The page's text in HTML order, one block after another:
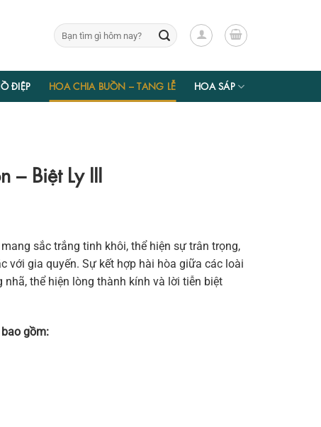
Tìm
kiếm:
ĐIỆP HOA CHIA BUỒN – TANG LỄ HOA SÁP
– Biệt Ly III
mang sắc trắng tinh khôi, thể hiện sự trân trọng,
với gia quyến. Sự kết hợp hài hòa giữa các loài
nhã, thể hiện lòng thành kính và lời tiễn biệt
bao gồm: